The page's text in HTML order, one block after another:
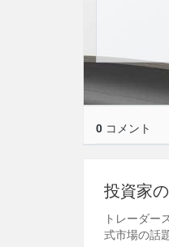
0 コメント
投資家
トレーダー
式市場の話